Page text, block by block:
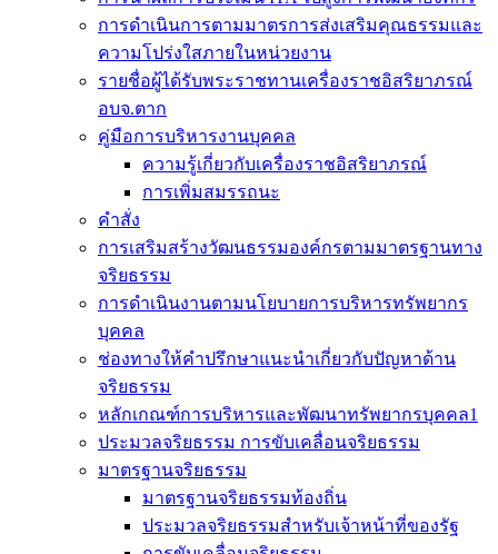
การดำเนินการตามมาตรการส่งเสริมคุณธรรมและ
ความโปร่งใสภายในหน่วยงาน
รายชื่อผู้ได้รับพระราชทานเครื่องราชอิสริยาภรณ์
อบจ.ตาก
คู่มือการบริหารงานบุคคล
ความรู้เกี่ยวกับเครื่องราชอิสริยาภรณ์
การเพิ่มสมรรถนะ
คำสั่ง
การเสริมสร้างวัฒนธรรมองค์กรตามมาตรฐานทาง
จริยธรรม
การดำเนินงานตามนโยบายการบริหารทรัพยากร
บุคคล
ช่องทางให้คำปรึกษาแนะนำเกี่ยวกับปัญหาด้าน
จริยธรรม
หลักเกณฑ์การบริหารและพัฒนาทรัพยากรบุคคล1
ประมวลจริยธรรม การขับเคลื่อนจริยธรรม
มาตรฐานจริยธรรม
มาตรฐานจริยธรรมท้องถิ่น
ประมวลจริยธรรมสำหรับเจ้าหน้าที่ของรัฐ